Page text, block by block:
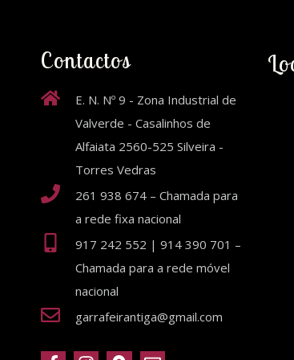
Contactos
E. N. Nº 9 - Zona Industrial de
Valverde - Casalinhos de
Alfaiata 2560-525 Silveira -
Torres Vedras
261 938 674 – Chamada para
a rede fixa nacional
917 242 552 | 914 390 701 –
Chamada para a rede móvel
nacional
garrafeirantiga@gmail.com